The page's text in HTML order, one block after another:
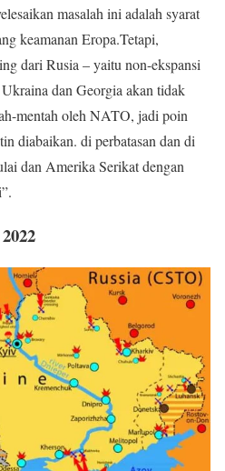
masalah ini adalah syarat
keamanan Eropa.Tetapi,
dari Rusia – yaitu non-ekspansi
dan Georgia akan tidak
mentah oleh NATO, jadi poin
diabaikan. di perbatasan dan di
dan Amerika Serikat dengan